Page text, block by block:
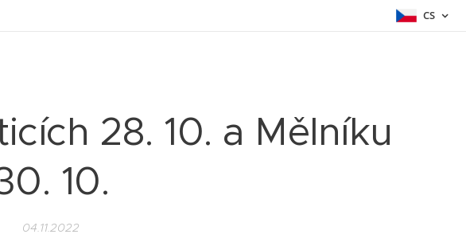
CS
28. 10. a Mělníku
10.
04.11.2022